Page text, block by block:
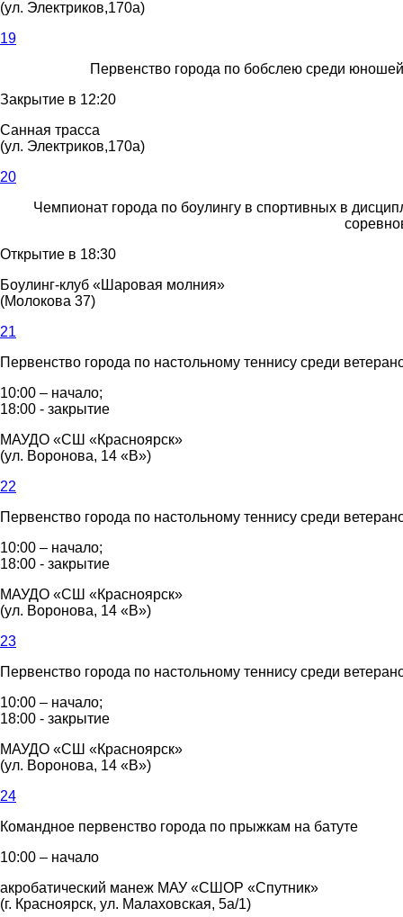
(ул. Электриков,170а)
19
Первенство города по бобслею среди
Закрытие в 12:20
Санная трасса
(ул. Электриков,170а)
20
Чемпионат города по боулингу в спортивных в
Открытие в 18:30
Боулинг-клуб «Шаровая молния»
(Молокова 37)
21
Первенство города по настольному теннису среди
10:00 – начало;
18:00 - закрытие
МАУДО «СШ «Красноярск»
(ул. Воронова, 14 «В»)
22
Первенство города по настольному теннису среди
10:00 – начало;
18:00 - закрытие
МАУДО «СШ «Красноярск»
(ул. Воронова, 14 «В»)
23
Первенство города по настольному теннису среди
10:00 – начало;
18:00 - закрытие
МАУДО «СШ «Красноярск»
(ул. Воронова, 14 «В»)
24
Командное первенство города по прыжкам на батуте
10:00 – начало
акробатический манеж МАУ «СШОР «Спутник»
(г. Красноярск, ул. Малаховская, 5а/1)